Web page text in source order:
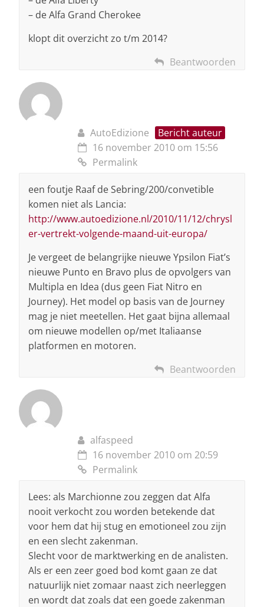
– de Alfa Grand Cherokee
klopt dit overzicht zo t/m 2014?
Beantwoorden
AutoEdizione
Bericht auteur
16 november 2010 om 15:56
Permalink
een foutje Raaf de Sebring/200/convetible
komen niet als Lancia:
http://www.autoedizione.nl/2010/11/12/chrysl
er-vertrekt-volgende-maand-uit-europa/
Je vergeet de belangrijke nieuwe Ypsilon Fiat’s
nieuwe Punto en Bravo plus de opvolgers van
Multipla en Idea (dus geen Fiat Nitro en
Journey). Het model op basis van de Journey
mag je niet meetellen. Het gaat bijna allemaal
om nieuwe modellen op/met Italiaanse
platformen en motoren.
Beantwoorden
alfaspeed
16 november 2010 om 20:59
Permalink
Lees: als Marchionne zou zeggen dat Alfa
nooit verkocht zou worden betekende dat
voor hem dat hij stug en emotioneel zou zijn
en een slecht zakenman.
Slecht voor de marktwerking en de analisten.
Als er een zeer goed bod komt gaan ze dat
natuurlijk niet zomaar naast zich neerleggen
en wordt dat zoals dat een goede zakenman